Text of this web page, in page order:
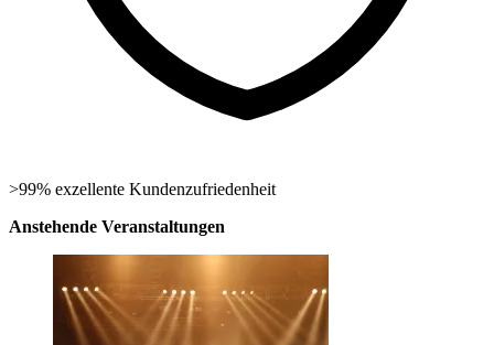
>99% exzellente Kundenzufriedenheit
Anstehende Veranstaltungen